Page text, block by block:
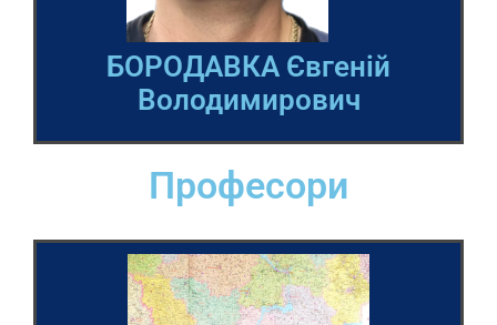
БОРОДАВКА Євгеній
Володимирович
Професори